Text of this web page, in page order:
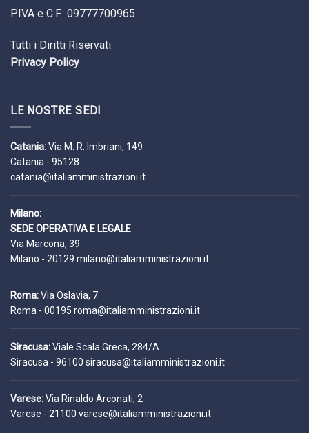
P.IVA e C.F.: 09777700965
Tutti i Diritti Riservati.
Privacy Policy
LE NOSTRE SEDI
Catania:Via M. R. Imbriani, 149
Catania - 95128
catania@italiamministrazioni.it
Milano:
SEDE OPERATIVA E LEGALE
Via Marcona, 39
Milano - 20129 milano@italiamministrazioni.it
Roma:Via Oslavia, 7
Roma - 00195 roma@italiamministrazioni.it
Siracusa:Viale Scala Greca, 284/A
Siracusa - 96100 siracusa@italiamministrazioni.it
Varese:Via Rinaldo Arconati, 2
Varese - 21100 varese@italiamministrazioni.it